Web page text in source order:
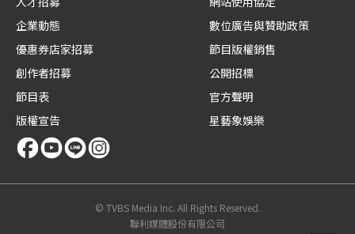
企業動態
優惠券店家招募
創作者招募
節目表
版權宣告
數位廣告與贊助政策
節目版權銷售
公開招標
官方聲明
星藝象娛樂
© TVBS Media Inc. All Rights Reserved.
聯利媒體股份有限公司